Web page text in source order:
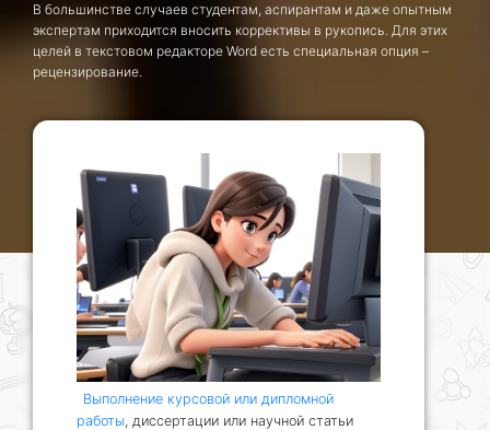
В большинстве случаев студентам, аспирантам и даже опытным
экспертам приходится вносить коррективы в рукопись. Для этих
целей в текстовом редакторе Word есть специальная опция –
рецензирование.
Выполнение курсовой или дипломной
работы, диссертации или научной статьи